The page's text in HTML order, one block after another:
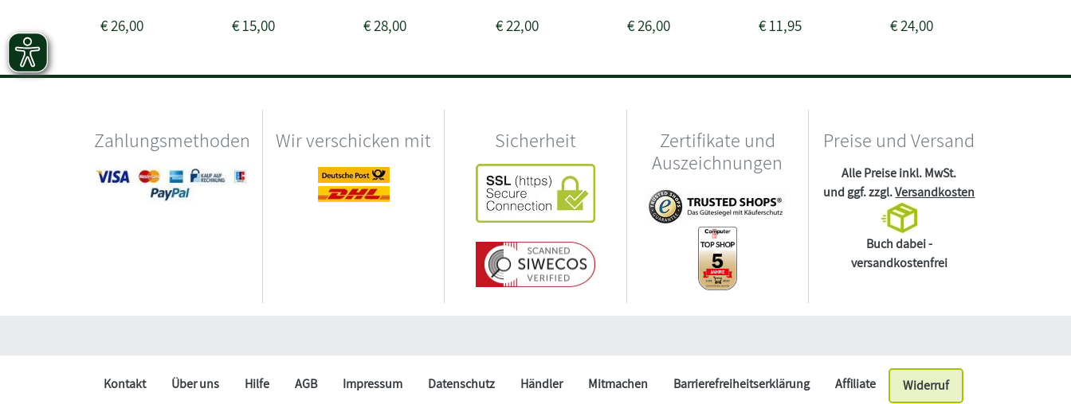
€26,00 €15,00 €28,00 €22,00 €26,00 €11,95 €24,00
Zahlungsmethoden Wir verschicken mit Sicherheit
Zertifikate und
Auszeichnungen
Preise und Versand
Alle Preise inkl. MwSt.
und ggf. zzgl.Versandkosten
Buch dabei -
versandkostenfrei
Kontakt Über uns Hilfe AGB Impressum Datenschutz Händler Mitmachen Barrierefreiheitserklärung Affiliate Widerruf